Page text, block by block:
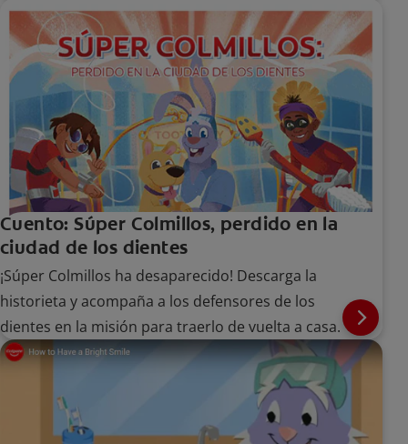
Cuento: Súper Colmillos, perdido en la
ciudad de los dientes
¡Súper Colmillos ha desaparecido! Descarga la
historieta y acompaña a los defensores de los
dientes en la misión para traerlo de vuelta a casa.